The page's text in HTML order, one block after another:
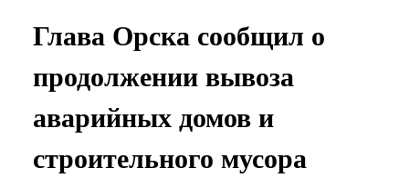
Глава Орска сообщил о
продолжении вывоза
аварийных домов и
строительного мусора